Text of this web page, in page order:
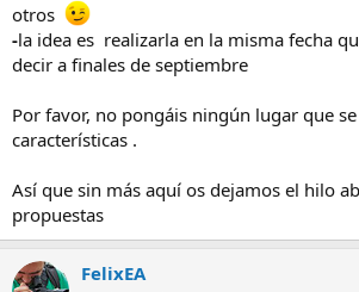
otros
-la idea es realizarla en la misma fecha
decir a finales de septiembre
Por favor, no pongáis ningún lugar que
características .
Así que sin más aquí os dejamos el hilo
propuestas
FelixEA